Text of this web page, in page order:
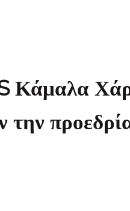
Κάμαλα
την